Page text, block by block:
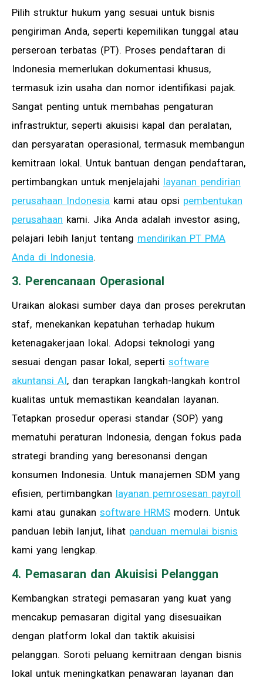
Pilih struktur hukum yang sesuai untuk bisnis
pengiriman Anda, seperti kepemilikan tunggal atau
perseroan terbatas (PT). Proses pendaftaran di
Indonesia memerlukan dokumentasi khusus,
termasuk izin usaha dan nomor identifikasi pajak.
Sangat penting untuk membahas pengaturan
infrastruktur, seperti akuisisi kapal dan peralatan,
dan persyaratan operasional, termasuk membangun
kemitraan lokal. Untuk bantuan dengan pendaftaran,
pertimbangkan untuk menjelajahi layanan pendirian
perusahaan Indonesia kami atau opsi pembentukan
perusahaan kami. Jika Anda adalah investor asing,
pelajari lebih lanjut tentang mendirikan PT PMA
Anda di Indonesia.
3. Perencanaan Operasional
Uraikan alokasi sumber daya dan proses perekrutan
staf, menekankan kepatuhan terhadap hukum
ketenagakerjaan lokal. Adopsi teknologi yang
sesuai dengan pasar lokal, seperti software
akuntansi AI, dan terapkan langkah-langkah kontrol
kualitas untuk memastikan keandalan layanan.
Tetapkan prosedur operasi standar (SOP) yang
mematuhi peraturan Indonesia, dengan fokus pada
strategi branding yang beresonansi dengan
konsumen Indonesia. Untuk manajemen SDM yang
efisien, pertimbangkan layanan pemrosesan payroll
kami atau gunakan software HRMS modern. Untuk
panduan lebih lanjut, lihat panduan memulai bisnis
kami yang lengkap.
4. Pemasaran dan Akuisisi Pelanggan
Kembangkan strategi pemasaran yang kuat yang
mencakup pemasaran digital yang disesuaikan
dengan platform lokal dan taktik akuisisi
pelanggan. Soroti peluang kemitraan dengan bisnis
lokal untuk meningkatkan penawaran layanan dan